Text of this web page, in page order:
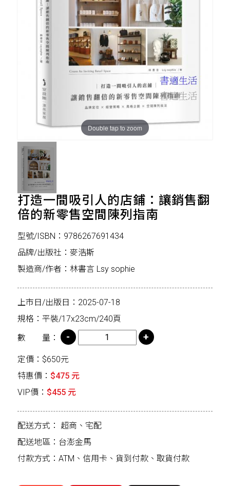
Double tap to zoom
打造一間吸引人的店鋪：讓銷售翻
倍的新零售空間陳列指南
型號/ISBN：9786267691434
品牌/出版社：麥浩斯
製造商/作者：林書言 Lsy sophie
上市日/出版日：2025-07-18
規格：平裝/17x23cm/240頁
數 量：
定價：$650元
特惠價： $475 元
VIP價： $455 元
配送方式： 超商、宅配
配送地區：台澎金馬
付款方式：ATM、信用卡、貨到付款、取貨付款